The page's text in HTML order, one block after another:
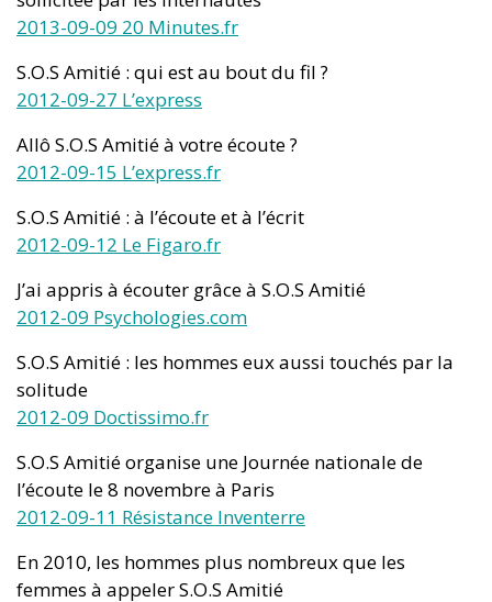
2013-09-09 20 Minutes.fr
S.O.S Amitié : qui est au bout du fil ?
2012-09-27 L’express
Allô S.O.S Amitié à votre écoute ?
2012-09-15 L’express.fr
S.O.S Amitié : à l’écoute et à l’écrit
2012-09-12 Le Figaro.fr
J’ai appris à écouter grâce à S.O.S Amitié
2012-09 Psychologies.com
S.O.S Amitié : les hommes eux aussi touchés par la
solitude
2012-09 Doctissimo.fr
S.O.S Amitié organise une Journée nationale de
l’écoute le 8 novembre à Paris
2012-09-11 Résistance Inventerre
En 2010, les hommes plus nombreux que les
femmes à appeler S.O.S Amitié